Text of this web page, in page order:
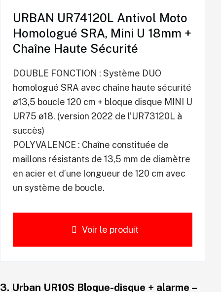
URBAN UR74120L Antivol Moto
Homologué SRA, Mini U 18mm +
Chaîne Haute Sécurité
DOUBLE FONCTION : Système DUO
homologué SRA avec chaîne haute sécurité
ø13,5 boucle 120 cm + bloque disque MINI U
UR75 ø18. (version 2022 de l’UR73120L à
succès)
POLYVALENCE : Chaîne constituée de
maillons résistants de 13,5 mm de diamètre
en acier et d’une longueur de 120 cm avec
un système de boucle.
Voir le produit
3. Urban UR10S Bloque-disque + alarme –